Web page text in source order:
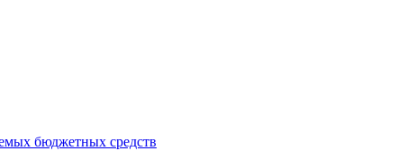
бюджетных средств